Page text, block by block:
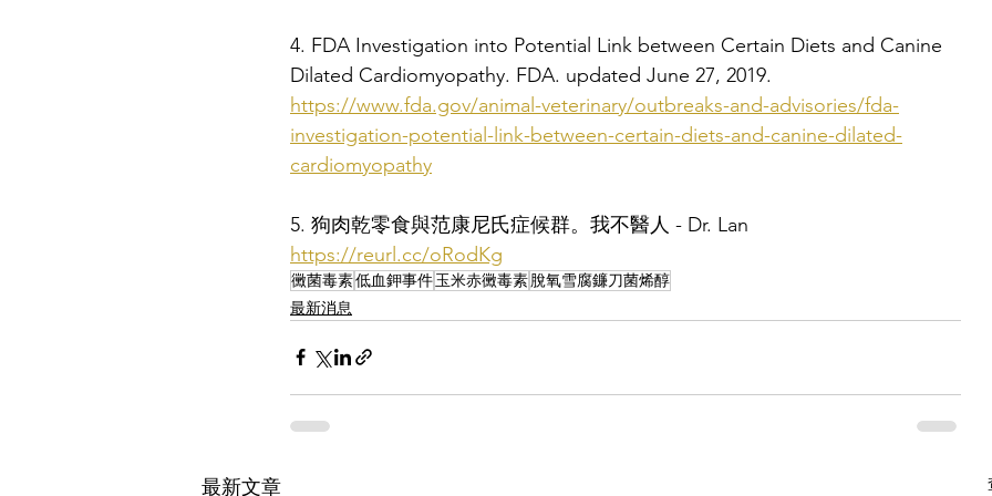
4. FDA Investigation into Potential Link between Certain Diets and Canine
Dilated Cardiomyopathy. FDA. updated June 27, 2019.
https://www.fda.gov/animal-veterinary/outbreaks-and-advisories/fda-
investigation-potential-link-between-certain-diets-and-canine-dilated-
cardiomyopathy
5. 狗肉乾零食與范康尼氏症候群。我不醫人 - Dr. Lan
https://reurl.cc/oRodKg
黴菌毒素低血鉀事件玉米赤黴毒素脫氧雪腐鐮刀菌烯醇
最新消息
最新文章